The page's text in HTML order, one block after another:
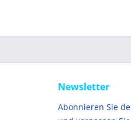
Newsletter
Abonnieren Sie